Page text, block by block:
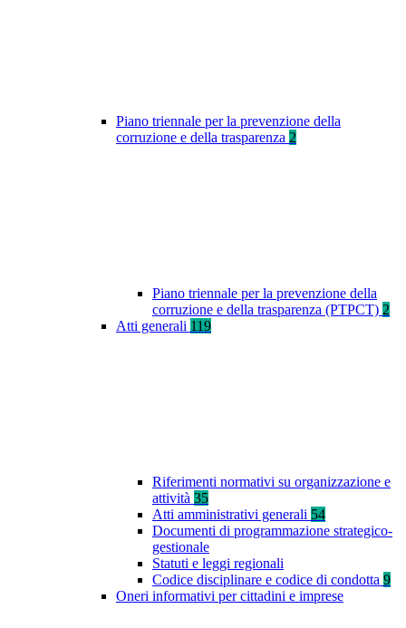
Piano triennale per la prevenzione della
corruzione e della trasparenza 2
Piano triennale per la prevenzione della
corruzione e della trasparenza (PTPCT) 2
Atti generali 119
Riferimenti normativi su organizzazione e
attività 35
Atti amministrativi generali 54
Documenti di programmazione strategico-
gestionale
Statuti e leggi regionali
Codice disciplinare e codice di condotta 9
Oneri informativi per cittadini e imprese